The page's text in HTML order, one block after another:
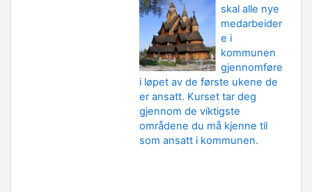
skal alle nye
medarbeider
e i
kommunen
gjennomføre
i løpet av de første ukene de
er ansatt. Kurset tar deg
gjennom de viktigste
områdene du må kjenne til
som ansatt i kommunen.